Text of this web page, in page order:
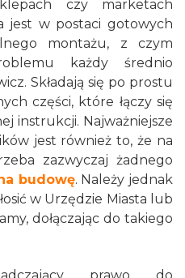
czy marketach
jest w postaci gotowych
montażu, z czym
każdy średnio
Składają się po prostu
części, które łączy się
instrukcji. Najważniejsze
jest również to, że na
zazwyczaj żadnego
budowę. Należy jednak
w Urzędzie Miasta lub
dołączając do takiego